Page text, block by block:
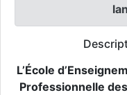
L’École
Professionnelle